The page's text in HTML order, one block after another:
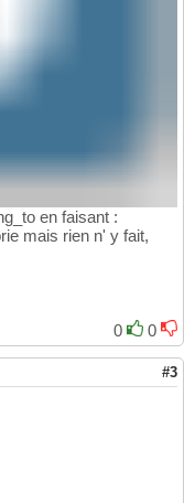
en faisant :
mais rien n' y fait,
0
0
#3